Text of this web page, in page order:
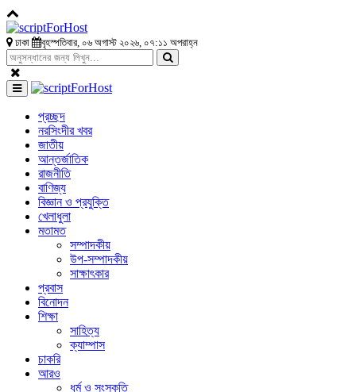
ঢাকা বৃহস্পতিবার, ০৬ অগাস্ট ২০২৬, ০৭:১১ অপরাহ্ন
প্রচ্ছদ
নরসিংদীর খবর
জাতীয়
আন্তর্জাতিক
রাজনীতি
বাণিজ্য
বিজ্ঞান ও প্রযুক্তি
খেলাধুলা
মতামত
সম্পাদকীয়
উপ-সম্পাদকীয়
সাক্ষাৎকার
প্রবাস
বিনোদন
শিক্ষা
সাহিত্য
ক্যাম্পাস
চাকরি
আরও
ধর্ম ও সংস্কৃতি